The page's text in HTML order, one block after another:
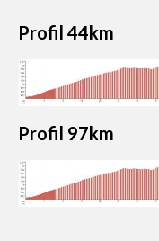
Profil 44km
Profil 97km